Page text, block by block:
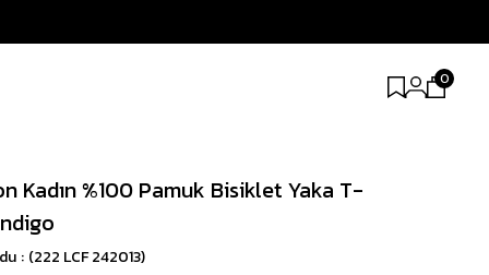
0
Kadın %100 Pamuk Bisiklet Yaka T-
(222 LCF 242013)